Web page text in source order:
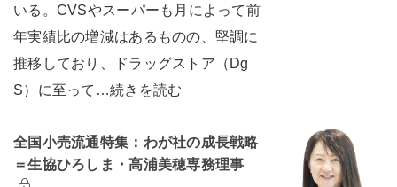
いる。CVSやスーパーも月によって前
年実績比の増減はあるものの、堅調に
推移しており、ドラッグストア（Dg
S）に至って…続きを読む
全国小売流通特集：わが社の成長戦略
＝生協ひろしま・高浦美穂専務理事